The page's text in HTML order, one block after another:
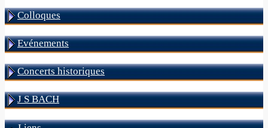
Colloques
Evénements
Concerts historiques
J S BACH